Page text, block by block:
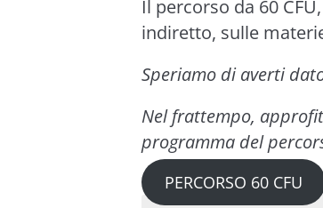
Il percorso da 60
indiretto, sulle
Speriamo di averti
Nel frattempo,
programma del
PERCORSO 60 CFU